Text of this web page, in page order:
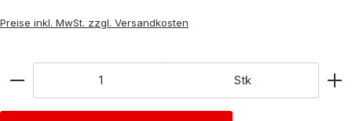
Preise inkl. MwSt. zzgl. Versandkosten
Stk